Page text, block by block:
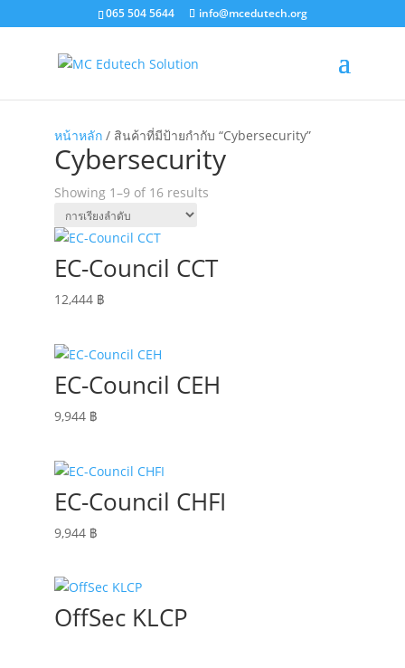
065 504 5644 info@mcedutech.org
หน้าหลัก/ สินค้าที่มีป้ายกำกับ “Cybersecurity”
Cybersecurity
Showing 1–9 of 16 results
EC-Council CCT
12,444 ฿
EC-Council CEH
9,944 ฿
EC-Council CHFI
9,944 ฿
OffSec KLCP